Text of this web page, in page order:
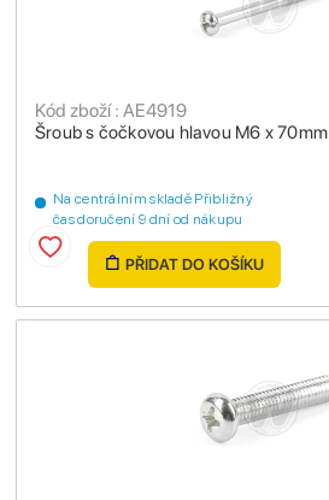
Šroub s čočkovou hlavou M6 x 70mm
Kód zboží : AE4919
Na centrálním skladě Přibližný
čas doručení 9 dní od nákupu
PŘIDAT DO KOŠÍKU